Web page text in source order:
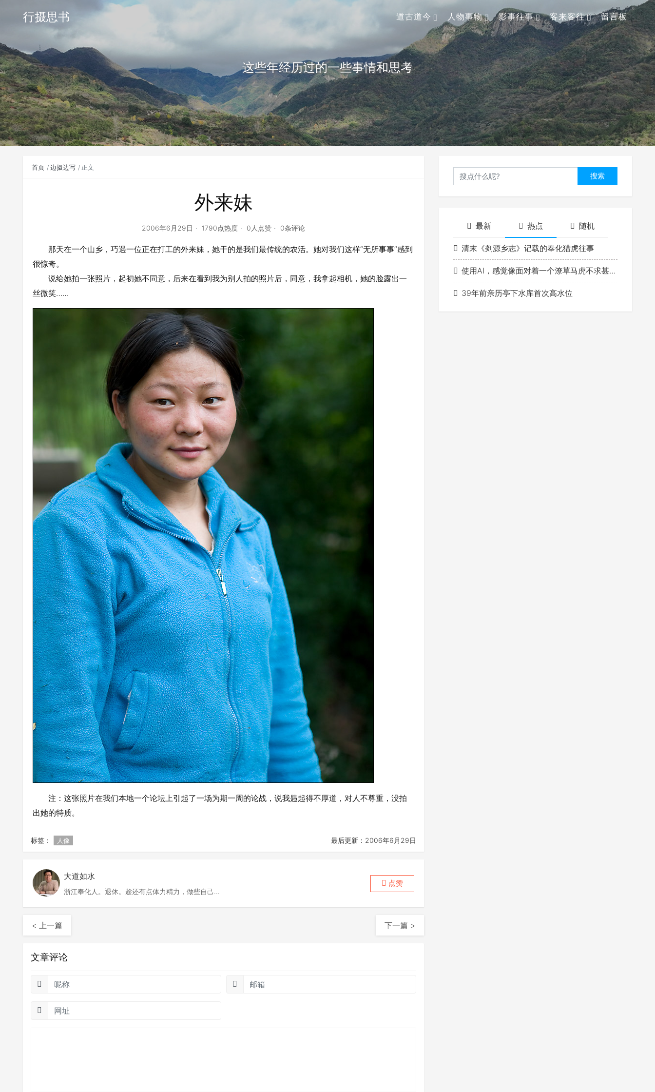
行摄思书 道古道今 人物事物 影事往事 客来客往 留言板
这些年经历过的一些事情和思考
首页 边摄边写 正文
外来妹
2006年6月29日 1790点热度 0人点赞 0条评论
那天在一个山乡，巧遇一位正在打工的外来妹，她干的是我们最传统的农活。她对我们这样“无所事事”感到
很惊奇。
说给她拍一张照片，起初她不同意，后来在看到我为别人拍的照片后，同意，我拿起相机，她的脸露出一
丝微笑……
注：这张照片在我们本地一个论坛上引起了一场为期一周的论战，说我韪起得不厚道，对人不尊重，没拍
出她的特质。
标签： 人像 最后更新：2006年6月29日
大道如水
浙江奉化人。退休。趁还有点体力精力，做些自己喜
点赞
< 上一篇 下一篇 >
文章评论
搜索
最新 热点 随机
清末《剡源乡志》记载的奉化猎虎往事
使用AI，感觉像面对着一个潦草马虎不求甚解的学生
39年前亲历亭下水库首次高水位